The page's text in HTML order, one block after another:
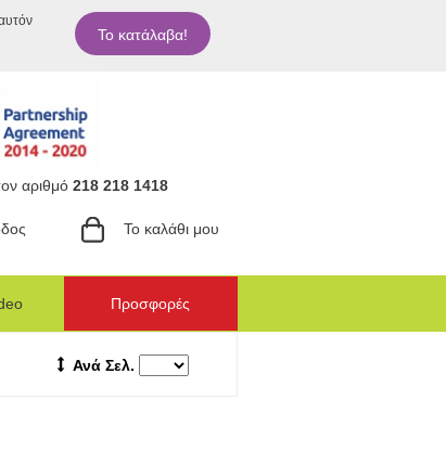
Το κατάλαβα!
αριθμό 218 218 1418
Το καλάθι μου
Προσφορές
Ανά Σελ.